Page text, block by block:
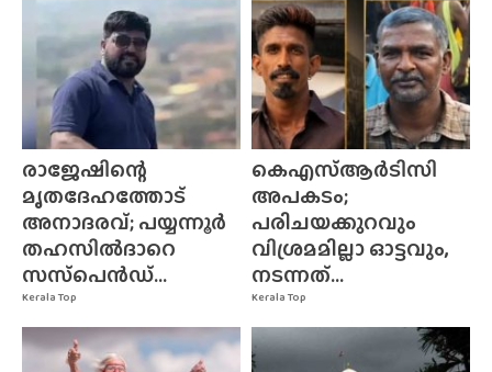
Kerala Top
രാജേഷിന്റെ
മൃതദേഹത്തോട്
അനാദരവ്; പയ്യന്നൂർ
തഹസിൽദാറെ
സസ്‌പെൻഡ്...
Kerala Top
കെഎസ്ആർടിസി
അപകടം;
പരിചയക്കുറവും
വിശ്രമമില്ലാ ഓട്ടവും,
നടന്നത്...